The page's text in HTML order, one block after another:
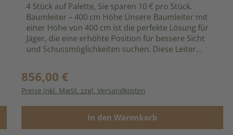
4 Stück auf Palette, Sie sparen 10 € pro Stück.
Baumleiter – 400 cm Höhe Unsere Baumleiter mit
einer Höhe von 400 cm ist die perfekte Lösung für
Jäger, die eine erhöhte Position für bessere Sicht
und Schussmöglichkeiten suchen. Diese Leiter
Flexibilität. Produktmerkmale: Vormontierte
Komponenten: Die Leiter und der Sitz sind
vormontiert, was den Aufbau erheblich erleichtert.
schnelle und einfache Montage zu gewährleisten.
Verschiebbare Gewehrauflage: Die inkludierte
Regulärer Preis:
856,00 €
Preise inkl. MwSt. zzgl. Versandkosten
In den Warenkorb